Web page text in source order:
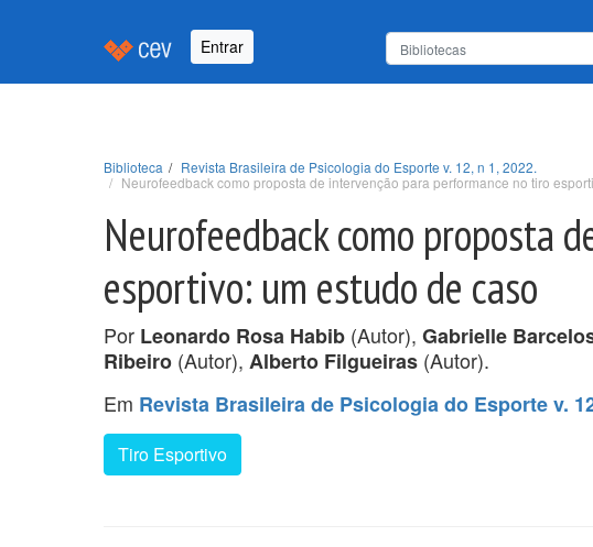
Entrar
Biblioteca
Revista Brasileira de Psicologia do Esporte v. 12, n 1, 2022.
Neurofeedback como proposta de intervenção para performance no tiro
Neurofeedback como proposta
esportivo: um estudo de caso
Por Leonardo Rosa Habib (Autor), Gabrielle
Ribeiro (Autor), Alberto Filgueiras (Autor).
Em Revista Brasileira de Psicologia do Esporte v.
Tiro Esportivo